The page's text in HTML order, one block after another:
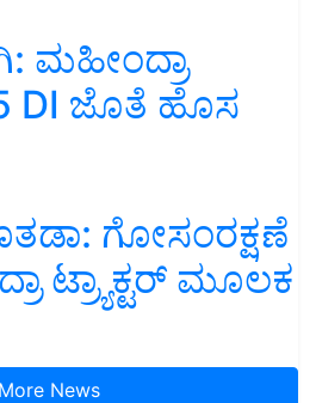
ಮಹೀಂದ್ರಾ
DI ಜೊತೆ ಹೊಸ
ಗೋಸಂರಕ್ಷಣೆ
ಟ್ರ್ಯಾಕ್ಟರ್ ಮೂಲಕ
More News